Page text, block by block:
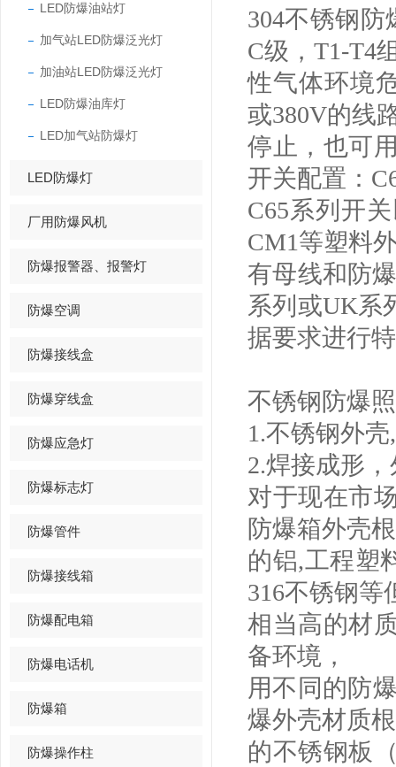
LED防爆油站灯
加气站LED防爆泛光灯
加油站LED防爆泛光灯
LED防爆油库灯
LED加气站防爆灯
LED防爆灯
厂用防爆风机
防爆报警器、报警灯
防爆空调
防爆接线盒
防爆穿线盒
防爆应急灯
防爆标志灯
防爆管件
防爆接线箱
防爆配电箱
防爆电话机
防爆箱
防爆操作柱
304不锈钢
C级，T1-T4
性气体环境
或380V的线
停止，也可
开关配置：
C65系列开
CM1等塑料
有母线和防
系列或UK系
据要求进行
不锈钢防爆
1.不锈钢外
2.焊接成形
对于现在市
防爆箱外壳
的铝,工程塑
316不锈钢等
相当高的材
备环境，
用不同的防
爆外壳材质
的不锈钢板